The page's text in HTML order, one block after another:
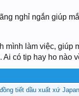
nghỉ ngắn giúp
mình làm việc,
có tip hay ho
tiết dầu xuất xứ